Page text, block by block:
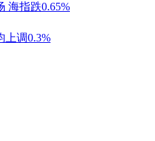
海指跌0.65%
上调0.3%